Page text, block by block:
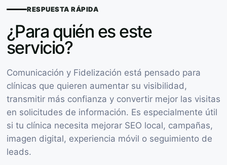
RESPUESTA RÁPIDA
¿Para quién es este
servicio?
Comunicación y Fidelización está pensado para
clínicas que quieren aumentar su visibilidad,
transmitir más confianza y convertir mejor las visitas
en solicitudes de información. Es especialmente útil
si tu clínica necesita mejorar SEO local, campañas,
imagen digital, experiencia móvil o seguimiento de
leads.